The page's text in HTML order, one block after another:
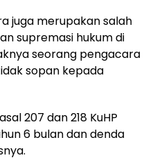
juga merupakan salah
supremasi hukum di
seorang pengacara
sopan kepada
207 dan 218 KuHP
6 bulan dan denda